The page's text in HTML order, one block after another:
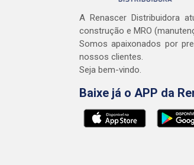
A Renascer Distribuidora
construção e MRO
Somos apaixonados por
nossos clientes.
Seja bem-vindo.
Baixe já o APP da